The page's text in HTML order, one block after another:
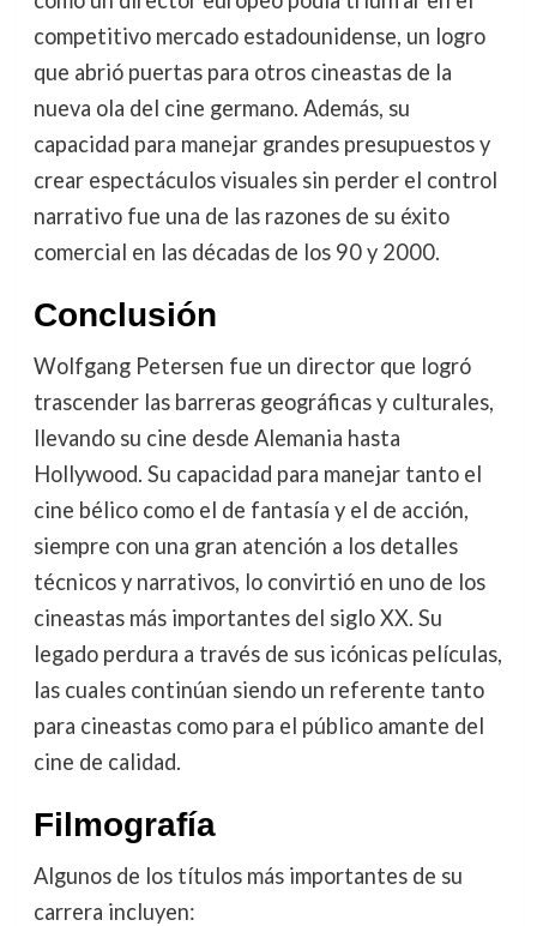
competitivo mercado estadounidense, un logro
que abrió puertas para otros cineastas de la
nueva ola del cine germano. Además, su
capacidad para manejar grandes presupuestos y
crear espectáculos visuales sin perder el control
narrativo fue una de las razones de su éxito
comercial en las décadas de los 90 y 2000.
Conclusión
Wolfgang Petersen fue un director que logró
trascender las barreras geográficas y culturales,
llevando su cine desde Alemania hasta
Hollywood. Su capacidad para manejar tanto el
cine bélico como el de fantasía y el de acción,
siempre con una gran atención a los detalles
técnicos y narrativos, lo convirtió en uno de los
cineastas más importantes del siglo XX. Su
legado perdura a través de sus icónicas películas,
las cuales continúan siendo un referente tanto
para cineastas como para el público amante del
cine de calidad.
Filmografía
Algunos de los títulos más importantes de su
carrera incluyen: